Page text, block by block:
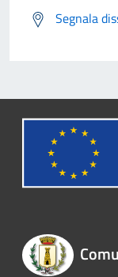
Segnala